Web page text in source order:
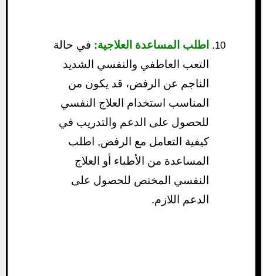
اطلب المساعدة العلاجية: في حالة
التعب العاطفي والنفسي الشديد
الناجم عن الرفض، قد يكون من
المناسب استخدام العلاج النفسي
للحصول على الدعم والتدريب في
كيفية التعامل مع الرفض, اطلب
المساعدة من الأطباء أو العلاج
النفسي المختص للحصول على
الدعم اللازم.